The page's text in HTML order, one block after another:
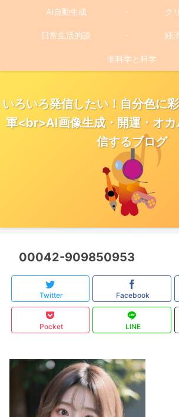
いろいろ発信したい！自分色に
軍<br>AI画像生成・開運・オカ
信するブログ
AI自動生成 ク
日常生活的談 経
非科学と科学
00042-909850953
Twitter Facebook
Pocket LINE